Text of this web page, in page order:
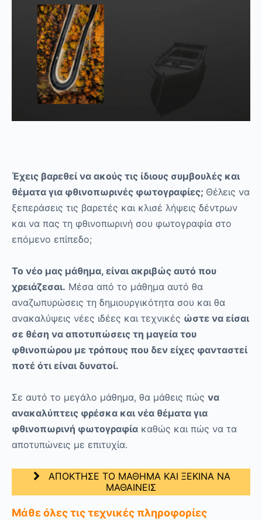
Έχεις βαρεθεί να ακούς τις ίδιους συμβουλές και
θέματα για φθινοπωρινές φωτογραφίες; Θέλεις να
ξεπεράσεις τις βαρετές και κλισέ λήψεις δέντρων
και να πας τη φθινοπωρινή σου φωτογραφία στο
επόμενο επίπεδο;
Το νέο μας μάθημα, είναι ακριβώς αυτό που
χρειάζεσαι. Μέσα από το μάθημα αυτό θα
αναζωπυρώσεις τη δημιουργικότητα σου και θα
ανακαλύψεις νέες ιδέες και τεχνικές ώστε να είσαι
σε θέση να αποτυπώσεις τη μαγεία του
φθινοπώρου με τρόπους που δεν είχες φανταστεί
ποτέ ότι είναι δυνατοί.
Σε αυτό το μεγάλο μάθημα, θα μάθεις πώς να
ανακαλύπτεις φρέσκα και νέα θέματα για
φθινοπωρινή φωτογραφία καθώς και πώς να τα
αποτυπώνεις με επιτυχία.
ΑΠΟΚΤΗΣΕ ΤΟ ΜΑΘΗΜΑ ΚΑΙ ΞΕΚΙΝΑ ΝΑ
ΜΑΘΑΙΝΕΙΣ
Μάθε όλες τις τεχνικές πληροφορίες